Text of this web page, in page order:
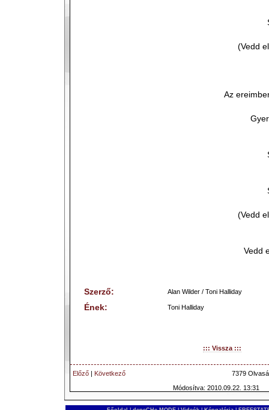
(Vedd
Az
(Vedd
Vedd
Szerző: Alan Wilder / Toni Halliday
Ének: Toni Halliday
::: Vissza :::
Előző | Következő
7379
Módosítva: 2010.09.22. 13:31